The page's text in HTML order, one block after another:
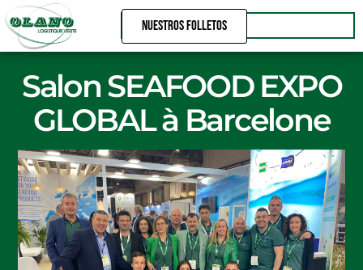
al
contenido
nuestros folletos
Salon SEAFOOD EXPO
GLOBAL à Barcelone